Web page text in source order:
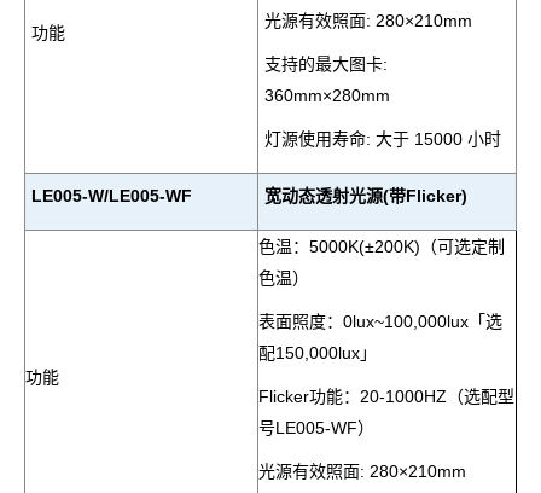
功能
光源有效照面: 280×210mm
支持的最大图卡:
360mm×280mm
灯源使用寿命: 大于 15000 小时
LE005-W/LE005-WF 宽动态透射光源(带Flicker)
功能
色温： 5000K(±200K) （可选定制
色温）
表面照度： 0lux~100,000lux「选
配150, 000lux」
Flicker功能：20-1000HZ（选配型
号LE005-WF）
光源有效照面: 280×210mm